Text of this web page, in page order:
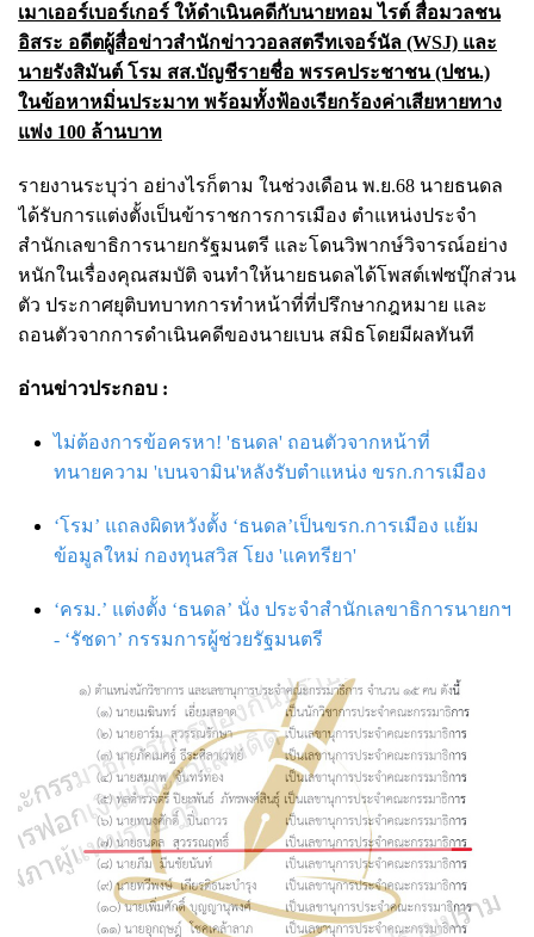
เมาเออร์เบอร์เกอร์ ให้ดำเนินคดีกับนายทอม ไรต์ สื่อมวลชน
อิสระ อดีตผู้สื่อข่าวสำนักข่าววอลสตรีทเจอร์นัล (WSJ) และ
นายรังสิมันต์ โรม สส.บัญชีรายชื่อ พรรคประชาชน (ปชน.)
ในข้อหาหมิ่นประมาท พร้อมทั้งฟ้องเรียกร้องค่าเสียหายทาง
แพ่ง 100 ล้านบาท
รายงานระบุว่า อย่างไรก็ตาม ในช่วงเดือน พ.ย.68 นายธนดล
ได้รับการแต่งตั้งเป็นข้าราชการการเมือง ตำแหน่งประจำ
สำนักเลขาธิการนายกรัฐมนตรี และโดนวิพากษ์วิจารณ์อย่าง
หนักในเรื่องคุณสมบัติ จนทำให้นายธนดลได้โพสต์เฟซบุ๊กส่วน
ตัว ประกาศยุติบทบาทการทำหน้าที่ที่ปรึกษากฎหมาย และ
ถอนตัวจากการดำเนินคดีของนายเบน สมิธโดยมีผลทันที
อ่านข่าวประกอบ :
ไม่ต้องการข้อครหา! 'ธนดล' ถอนตัวจากหน้าที่
ทนายความ 'เบนจามิน'หลังรับตำแหน่ง ขรก.การเมือง
‘โรม’ แถลงผิดหวังตั้ง ‘ธนดล’เป็นขรก.การเมือง แย้ม
ข้อมูลใหม่ กองทุนสวิส โยง 'แคทรียา'
‘ครม.’ แต่งตั้ง ‘ธนดล’ นั่ง ประจำสำนักเลขาธิการนายกฯ
- ‘รัชดา’ กรรมการผู้ช่วยรัฐมนตรี